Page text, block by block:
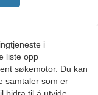
i
liste opp
søkemotor. Du kan
samtaler som er